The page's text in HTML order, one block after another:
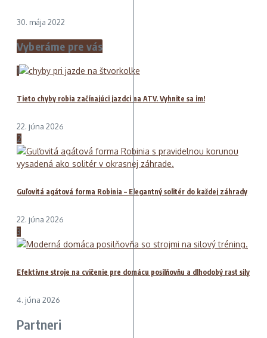
30. mája 2022
Vyberáme pre vás
1
Tieto chyby robia začínajúci jazdci na ATV. Vyhnite sa im!
22. júna 2026
2
Guľovitá agátová forma Robinia – Elegantný solitér do každej záhrady
22. júna 2026
3
Efektívne stroje na cvičenie pre domácu posilňovňu a dlhodobý rast sily
4. júna 2026
Partneri